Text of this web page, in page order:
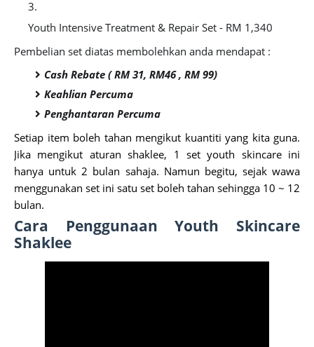
Youth Intensive Treatment & Repair Set - RM 1,340
Pembelian set diatas membolehkan anda mendapat :
Cash Rebate ( RM 31, RM46 , RM 99)
Keahlian Percuma
Penghantaran Percuma
Setiap item boleh tahan mengikut kuantiti yang kita guna.
Jika mengikut aturan shaklee, 1 set youth skincare ini
hanya untuk 2 bulan sahaja. Namun begitu, sejak wawa
menggunakan set ini satu set boleh tahan sehingga 10 ~ 12
bulan.
Cara Penggunaan Youth Skincare
Shaklee